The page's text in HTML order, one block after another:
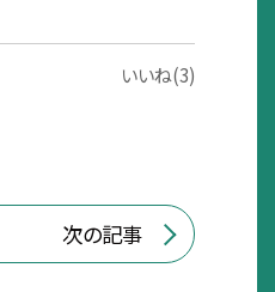
いいね(3)
次の記事